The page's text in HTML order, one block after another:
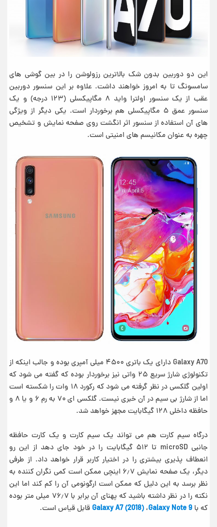
این دو دوربین بدون شک بالاترین رزولوشن را در بین گوشی های
سامسونگ تا به امروز خواهند داشت. علاوه بر این سنسور دوربین
عقب از یک سنسور اولترا واید ۸ مگاپیکسلی (۱۲۳ درجه) و یک
سنسور عمق ۵ مگاپیکسلی هم برخوردار است. یکی دیگر از ویژگی
های آن استفاده از سنسور اثر انگشت روی صفحه نمایش و تشخیص
چهره به عنوان مکانیسم های امنیتی است.
Galaxy A70 دارای یک باتری ۴۵۰۰ میلی آمپری بوده و جالب اینکه از
تکنولوژی شارژ سریع ۲۵ واتی نیز برخوردار بوده که گفته می شود که
اولین گلکسی در نظر گرفته می شود که رکورد ۱۸ وات را شکسته است
اما از شارژ بی سیم در آن خبری نیست. گلکسی ای ۷۰ به رم ۶ و یا ۸ و
حافظه داخلی ۱۲۸ گیگابایت مجهز خواهد شد.
درگاه سیم کارت هم می تواند یک سیم کارت و یک کارت حافظه
جانبی microSD تا ۵۱۲ گیگابایت را در خود جای دهد از این رو
انعطاف پذیری بیشتری را در اختیار کاربر قرار خواهد داد. از طرفی
دیگر، یک صفحه نمایش ۶٫۷ اینچی ممکن است کمی نگران کننده به
نظر برسد به این دلیل که ممکن است ارگونومی آن را کم کند اما این
نکته را در نظر داشته باشید که پهنای آن برابر با ۷۶٫۷ میلی متر بوده
که با
Galaxy A7 (2018)،Galaxy Note 9 قابل قیاس است.